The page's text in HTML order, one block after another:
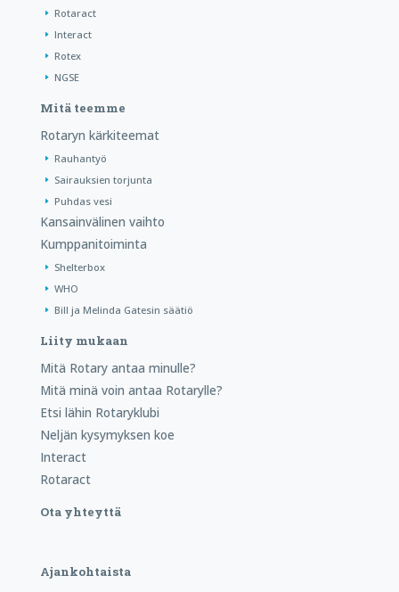
Rotaract
Interact
Rotex
NGSE
Mitä teemme
Rotaryn kärkiteemat
Rauhantyö
Sairauksien torjunta
Puhdas vesi
Kansainvälinen vaihto
Kumppanitoiminta
Shelterbox
WHO
Bill ja Melinda Gatesin säätiö
Liity mukaan
Mitä Rotary antaa minulle?
Mitä minä voin antaa Rotarylle?
Etsi lähin Rotaryklubi
Neljän kysymyksen koe
Interact
Rotaract
Ota yhteyttä
Ajankohtaista